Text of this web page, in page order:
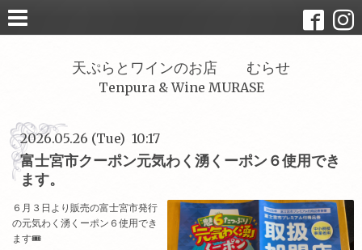
天ぷらとワインのお店 むらせ
Tenpura & Wine MURASE
2026.05.26 (Tue) 10:17
富士宮市クーポン元気わく湧くーポン６使用でき
ます。
６月３日より販売の富士宮市発行
の元気わく湧くーポン６使用でき
ます🎟️